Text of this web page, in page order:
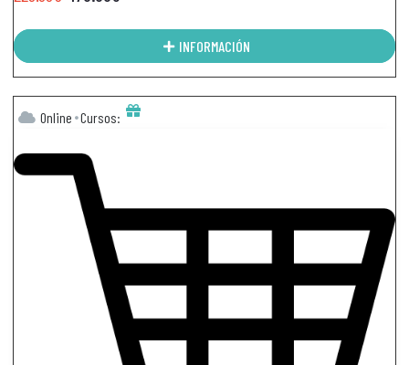
INFORMACIÓN
Online Cursos: